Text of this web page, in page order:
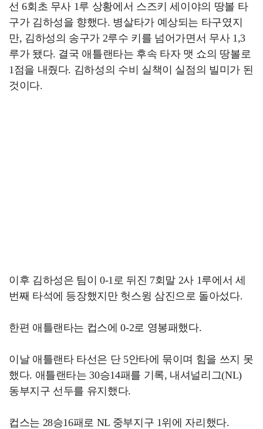
선 6회초 무사 1루 상황에서 스즈키 세이야의 땅볼 타
구가 김하성을 향했다. 병살타가 예상되는 타구였지
만, 김하성의 송구가 2루수 키를 넘어가면서 무사 1,3
루가 됐다. 결국 애틀랜타는 후속 타자 맷 쇼의 땅볼로
1점을 내줬다. 김하성의 수비 실책이 실점의 빌미가 된
것이다.
이후 김하성은 팀이 0-1로 뒤진 7회말 2사 1루에서 세
번째 타석에 등장했지만 헛스윙 삼진으로 돌아섰다.
한편 애틀랜타는 컵스에 0-2로 영봉패했다.
이날 애틀랜타 타선은 단 5안타에 묶이며 힘을 쓰지 못
했다. 애틀랜타는 30승14패를 기록, 내셔널리그(NL)
동부지구 선두를 유지했다.
컵스는 28승16패로 NL 중부지구 1위에 자리했다.